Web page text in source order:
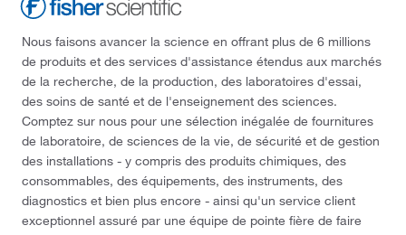
Nous faisons avancer la science en offrant plus de 6 millions
de produits et des services d'assistance étendus aux marchés
de la recherche, de la production, des laboratoires d'essai,
des soins de santé et de l'enseignement des sciences.
Comptez sur nous pour une sélection inégalée de fournitures
de laboratoire, de sciences de la vie, de sécurité et de gestion
des installations - y compris des produits chimiques, des
consommables, des équipements, des instruments, des
diagnostics et bien plus encore - ainsi qu'un service client
exceptionnel assuré par une équipe de pointe fière de faire